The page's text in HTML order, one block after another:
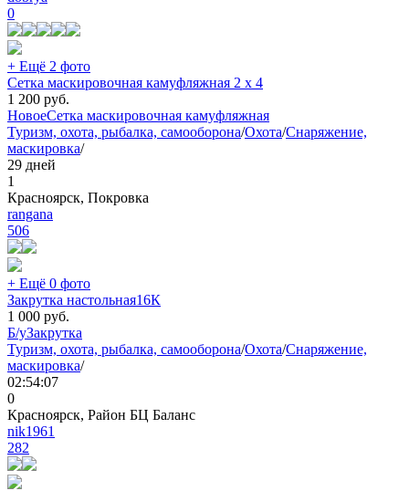
0
+ Ещё 2 фото
Сетка маскировочная камуфляжная 2 х 4
1 200 руб.
НовоеСетка маскировочная камуфляжная
Туризм, охота, рыбалка, самооборона/Охота/Снаряжение,
маскировка/
29 дней
1
Красноярск, Покровка
rangana
506
+ Ещё 0 фото
Закрутка настольная16К
1 000 руб.
Б/уЗакрутка
Туризм, охота, рыбалка, самооборона/Охота/Снаряжение,
маскировка/
02:54:07
0
Красноярск, Район БЦ Баланс
nik1961
282